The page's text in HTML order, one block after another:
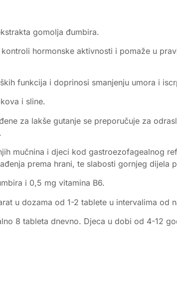
gomolja đumbira.
hormonske aktivnosti i pomaže u
funkcija i doprinosi smanjenju umora i
i sline.
za lakše gutanje se preporučuje za
mučnina i djeci kod gastroezofagealnog
prema hrani, te slabosti gornjeg dijela
i 0,5 mg vitamina B6.
u dozama od 1-2 tablete u intervalima od
8 tableta dnevno. Djeca u dobi od 4-12